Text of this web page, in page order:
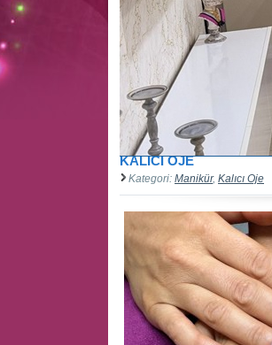
KALICI OJE
Kategori: Manikür, Kalıcı Oje